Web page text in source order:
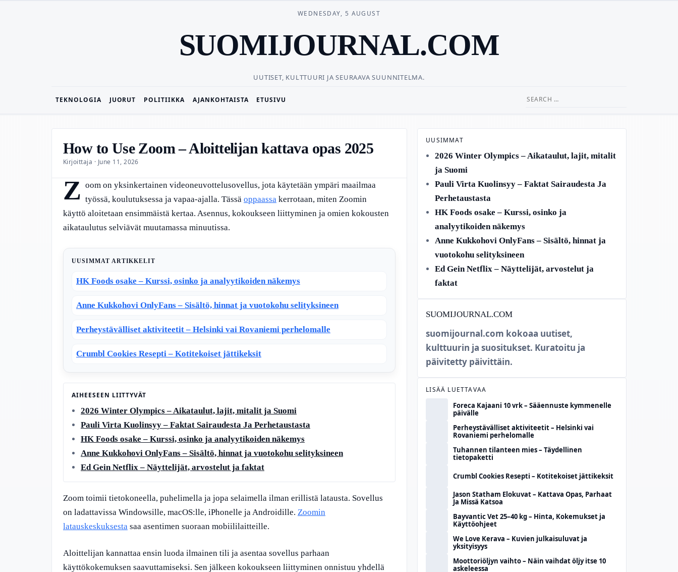
WEDNESDAY, 5 AUGUST
SUOMIJOURNAL.COM
UUTISET, KULTTUURI JA SEURAAVA SUUNNITELMA.
TEKNOLOGIA JUORUT POLITIIKKA AJANKOHTAISTA ETUSIVU
Search
How to Use Zoom – Aloittelijan kattava opas 2025
Kirjoittaja · June 11, 2026
Z oom on yksinkertainen videoneuvottelusovellus, jota käytetään ympäri maailmaa
työssä, koulutuksessa ja vapaa-ajalla. Tässä oppaassa kerrotaan, miten Zoomin
käyttö aloitetaan ensimmäistä kertaa. Asennus, kokoukseen liittyminen ja omien kokousten
aikataulutus selviävät muutamassa minuutissa.
UUSIMMAT ARTIKKELIT
HK Foods osake – Kurssi, osinko ja analyytikoiden näkemys
Anne Kukkohovi OnlyFans – Sisältö, hinnat ja vuotokohu selityksineen
Perheystävälliset aktiviteetit – Helsinki vai Rovaniemi perhelomalle
Crumbl Cookies Resepti – Kotitekoiset jättikeksit
AIHEESEEN LIITTYVÄT
2026 Winter Olympics – Aikataulut, lajit, mitalit ja Suomi
Pauli Virta Kuolinsyy – Faktat Sairaudesta Ja Perhetaustasta
HK Foods osake – Kurssi, osinko ja analyytikoiden näkemys
Anne Kukkohovi OnlyFans – Sisältö, hinnat ja vuotokohu selityksineen
Ed Gein Netflix – Näyttelijät, arvostelut ja faktat
Zoom toimii tietokoneella, puhelimella ja jopa selaimella ilman erillistä latausta. Sovellus
on ladattavissa Windowsille, macOS:lle, iPhonelle ja Androidille. Zoomin
latauskeskuksesta saa asentimen suoraan mobiililaitteille.
Aloittelijan kannattaa ensin luoda ilmainen tili ja asentaa sovellus parhaan
käyttökokemuksen saavuttamiseksi. Sen jälkeen kokoukseen liittyminen onnistuu yhdellä
UUSIMMAT
2026 Winter Olympics – Aikataulut, lajit, mitalit
ja Suomi
Pauli Virta Kuolinsyy – Faktat Sairaudesta Ja
Perhetaustasta
HK Foods osake – Kurssi, osinko ja
analyytikoiden näkemys
Anne Kukkohovi OnlyFans – Sisältö, hinnat ja
vuotokohu selityksineen
Ed Gein Netflix – Näyttelijät, arvostelut ja
faktat
SUOMIJOURNAL.COM
suomijournal.com kokoaa uutiset,
kulttuurin ja suositukset. Kuratoitu ja
päivitetty päivittäin.
LISÄÄ LUETTAVAA
Foreca Kajaani 10 vrk – Sääennuste kymmenelle
päivälle
Perheystävälliset aktiviteetit – Helsinki vai
Rovaniemi perhelomalle
Tuhannen tilanteen mies – Täydellinen
tietopaketti
Crumbl Cookies Resepti – Kotitekoiset jättikeksit
Jason Statham Elokuvat – Kattava Opas, Parhaat
Ja Missä Katsoa
Bayvantic Vet 25–40 kg – Hinta, Kokemukset ja
Käyttöohjeet
We Love Kerava – Kuvien julkaisuluvat ja
yksityisyys
Moottoriöljyn vaihto – Näin vaihdat öljy itse 10
askeleessa